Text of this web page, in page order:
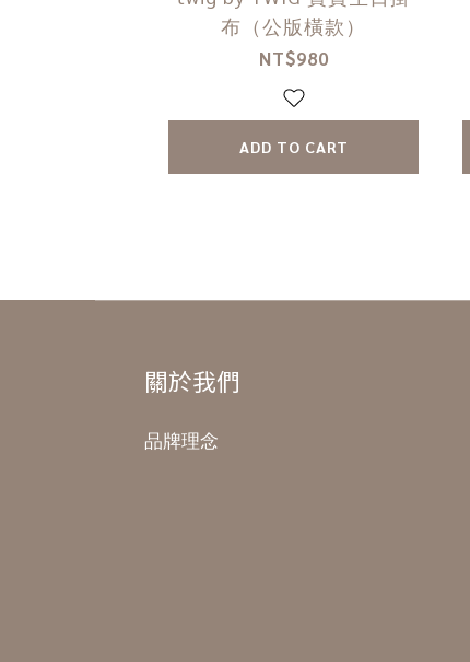
布（公版橫款）
NT$980
ADD TO CART
關於我們
品牌理念